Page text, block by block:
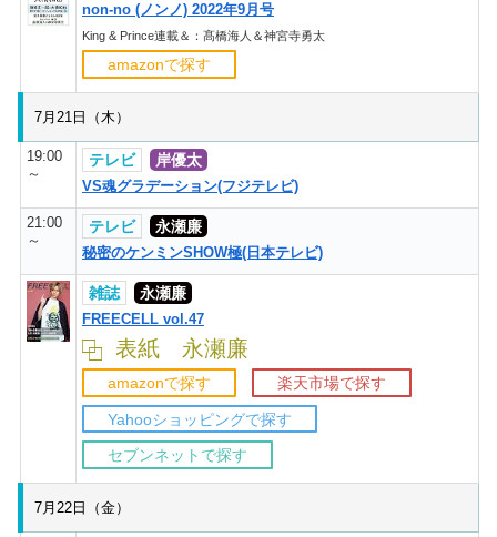
non-no (ノンノ) 2022年9月号
King & Prince連載＆：髙橋海人＆神宮寺勇太
amazonで探す
7月21日（木）
19:00
～
テレビ 岸優太
VS魂グラデーション(フジテレビ)
21:00
～
テレビ 永瀬廉
秘密のケンミンSHOW極(日本テレビ)
雑誌 永瀬廉
FREECELL vol.47
表紙 永瀬廉
amazonで探す 楽天市場で探す
Yahooショッピングで探す
セブンネットで探す
7月22日（金）